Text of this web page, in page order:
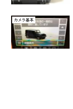
カメラ基本